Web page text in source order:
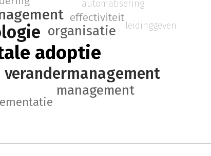
adoptie
verandermanagement
organisatie
management
effectiviteit
automatisering
leidinggeven